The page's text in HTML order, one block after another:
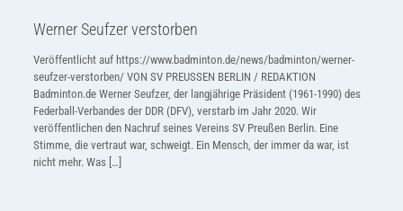
Werner Seufzer verstorben
Veröffentlicht auf https://www.badminton.de/news/badminton/werner-
seufzer-verstorben/ VON SV PREUSSEN BERLIN / REDAKTION
Badminton.de Werner Seufzer, der langjährige Präsident (1961-1990) des
Federball-Verbandes der DDR (DFV), verstarb im Jahr 2020. Wir
veröffentlichen den Nachruf seines Vereins SV Preußen Berlin. Eine
Stimme, die vertraut war, schweigt. Ein Mensch, der immer da war, ist
nicht mehr. Was[…]